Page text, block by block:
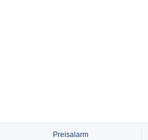
Preisalarm